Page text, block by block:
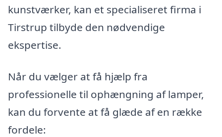
kunstværker, kan et specialiseret firma i
Tirstrup tilbyde den nødvendige
ekspertise.
Når du vælger at få hjælp fra
professionelle til ophængning af lamper,
kan du forvente at få glæde af en række
fordele: